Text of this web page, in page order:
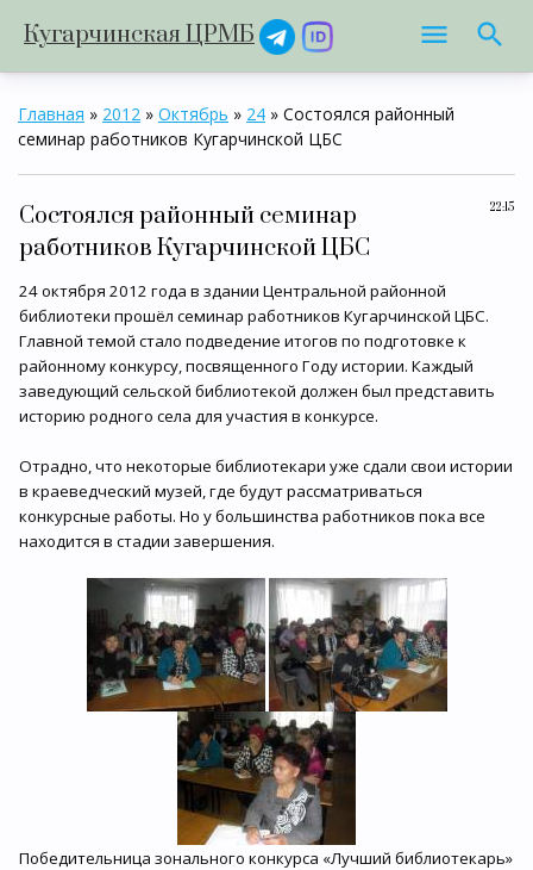
Кугарчинская ЦРМБ
Главная » 2012 » Октябрь » 24 » Состоялся районный
семинар работников Кугарчинской ЦБС
22:15
Состоялся районный семинар
работников Кугарчинской ЦБС
24 октября 2012 года в здании Центральной районной
библиотеки прошёл семинар работников Кугарчинской ЦБС.
Главной темой стало подведение итогов по подготовке к
районному конкурсу, посвященного Году истории. Каждый
заведующий сельской библиотекой должен был представить
историю родного села для участия в конкурсе.
Отрадно, что некоторые библиотекари уже сдали свои истории
в краеведческий музей, где будут рассматриваться
конкурсные работы. Но у большинства работников пока все
находится в стадии завершения.
Победительница зонального конкурса «Лучший библиотекарь»